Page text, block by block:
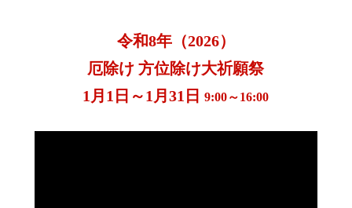
令和8年（2026）
厄除け 方位除け大祈願祭
1月1日～1月31日9:00～16:00